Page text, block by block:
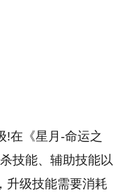
!在《星月-命运之
技能、辅助技能以
升级技能需要消耗